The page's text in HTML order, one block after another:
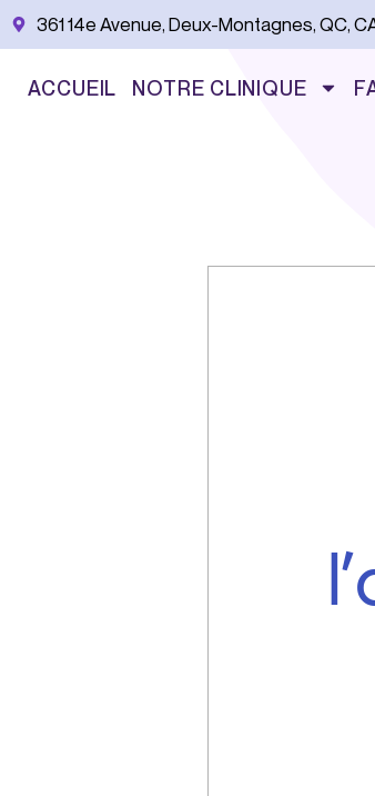
Aller 361 14e Avenue, Deux-Montagnes, QC,
ACCUEIL NOTRE CLINIQUE